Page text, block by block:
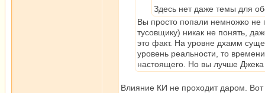
Здесь нет даже темы для
Вы просто попали немножко не
тусовщику) никак не понять,
это факт. На уровне дхамм
уровень реальности, то
настоящего. Но вы лучше
Влияние КИ не проходит даром.